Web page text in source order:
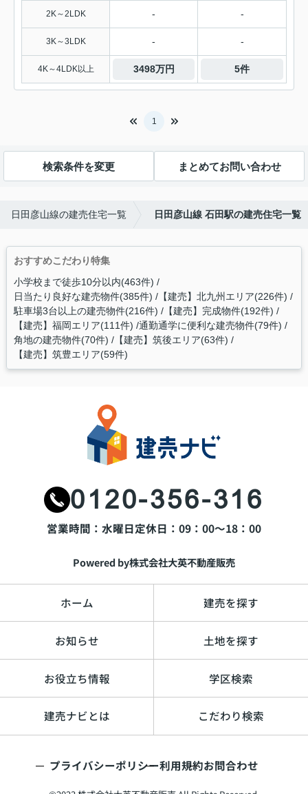
2K～2LDK - -
3K～3LDK - -
4K～4LDK以上 3498万円 5件
1
検索条件を変更 まとめてお問い合わせ
日田彦山線の建売住宅一覧 日田彦山線 石田駅の建売住宅一覧
おすすめこだわり特集
小学校まで徒歩10分以内(463件)
日当たり良好な建売物件(385件) 【建売】北九州エリア(226件)
駐車場3台以上の建売物件(216件) 【建売】完成物件(192件)
【建売】福岡エリア(111件) 通勤通学に便利な建売物件(79件)
角地の建売物件(70件) 【建売】筑後エリア(63件)
【建売】筑豊エリア(59件)
0120-356-316
営業時間：水曜日定休日：09：00～18：00
Powered by株式会社大英不動産販売
ホーム 建売を探す
お知らせ 土地を探す
お役立ち情報 学区検索
建売ナビとは こだわり検索
プライバシーポリシー利用規約お問合わせ